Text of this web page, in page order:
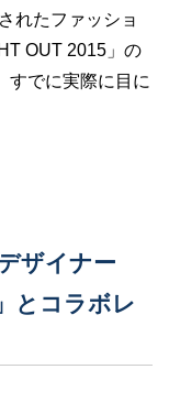
れたファッショ
OUT 2015」の
すでに実際に目に
ザイナー
とコラボレ